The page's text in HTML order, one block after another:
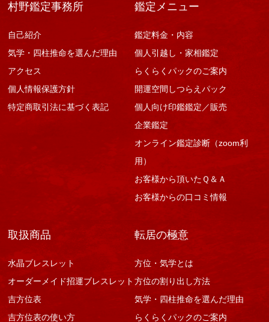
村野鑑定事務所
自己紹介
気学・四柱推命を選んだ理由
アクセス
個人情報保護方針
特定商取引法に基づく表記
鑑定メニュー
鑑定料金・内容
個人引越し・家相鑑定
らくらくパックのご案内
開運空間しつらえパック
個人向け印鑑鑑定／販売
企業鑑定
オンライン鑑定診断（zoom利
用）
お客様から頂いたＱ＆Ａ
お客様からの口コミ情報
取扱商品
水晶ブレスレット
オーダーメイド招運ブレスレット
吉方位表
吉方位表の使い方
転居の極意
方位・気学とは
方位の割り出し方法
気学・四柱推命を選んだ理由
らくらくパックのご案内